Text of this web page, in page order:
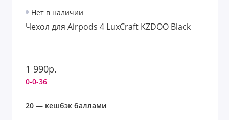
Нет в наличии
Чехол для Airpods 4 LuxCraft KZDOO Black
1 990р.
0-0-36
20 — кешбэк баллами